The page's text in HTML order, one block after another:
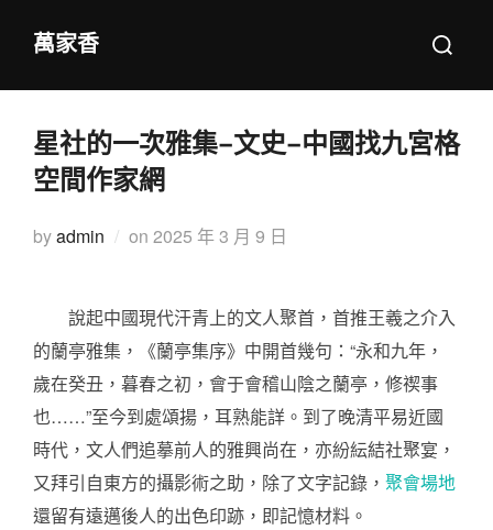
萬家香
Search
星社的一次雅集–文史–中國找九宮格
空間作家網
byadmin on Posted
2025 年 3 月 9 日
說起中國現代汗青上的文人聚首，首推王羲之介入
的蘭亭雅集，《蘭亭集序》中開首幾句：“永和九年，
歲在癸丑，暮春之初，會于會稽山陰之蘭亭，修禊事
也……”至今到處頌揚，耳熟能詳。到了晚清平易近國
時代，文人們追摹前人的雅興尚在，亦紛紜結社聚宴，
又拜引自東方的攝影術之助，除了文字記錄， 聚會場地
還留有遠邁後人的出色印跡，即記憶材料。